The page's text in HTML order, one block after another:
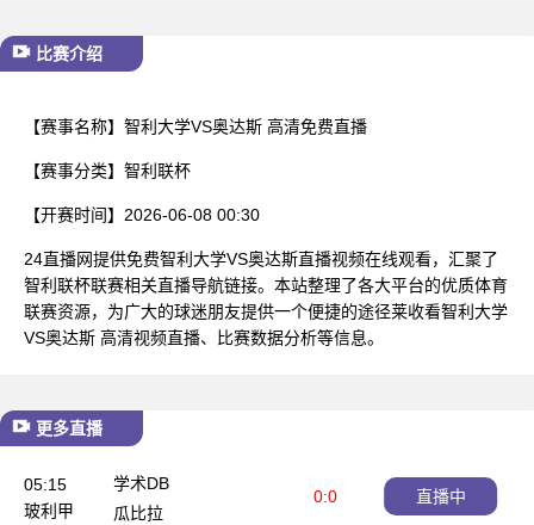
比赛介绍
【赛事名称】 智利大学VS奥达斯 高清免费直播
【赛事分类】 智利联杯
【开赛时间】 2026-06-08 00:30
24直播网提供免费智利大学VS奥达斯直播视频在线观看，汇聚了
智利联杯联赛相关直播导航链接。本站整理了各大平台的优质体育
联赛资源，为广大的球迷朋友提供一个便捷的途径莱收看智利大学
VS奥达斯 高清视频直播、比赛数据分析等信息。
更多直播
05:15
玻利甲
学术DB
0:0
瓜比拉
直播中